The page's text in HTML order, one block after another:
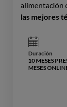
alimentación
las mejores
Duración
10 MESES
MESES